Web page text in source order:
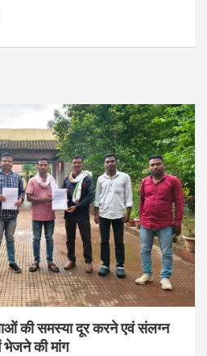
की समस्या दूर करने एवं संलग्न
भेजने की मांग